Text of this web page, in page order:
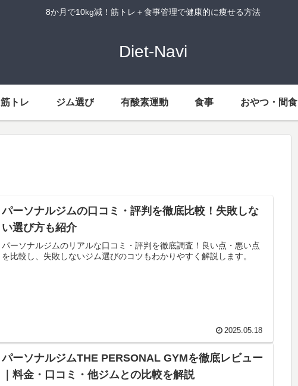
8か月で10kg減！筋トレ＋食事管理で健康的に痩せる方法
Diet-Navi
筋トレ ジム選び 有酸素運動 食事 おやつ・間食
パーソナルジムの口コミ・評判を徹底比較！失敗しな
い選び方も紹介
パーソナルジムのリアルな口コミ・評判を徹底調査！良い点・悪い点
を比較し、失敗しないジム選びのコツもわかりやすく解説します。
2025.05.18
パーソナルジムTHE PERSONAL GYMを徹底レビュー
｜料金・口コミ・他ジムとの比較を解説